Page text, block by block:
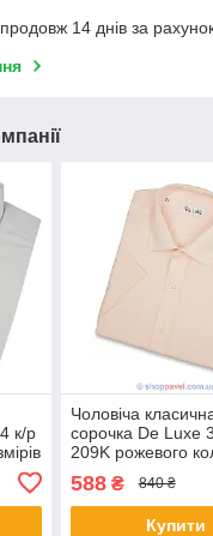
14 днів за
к/р
Чоловіча
сорочка De Luxe
209K рожевого
588₴ 840 ₴
Купити